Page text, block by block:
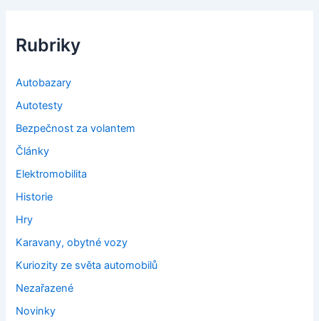
Rubriky
Autobazary
Autotesty
Bezpečnost za volantem
Články
Elektromobilita
Historie
Hry
Karavany, obytné vozy
Kuriozity ze světa automobilů
Nezařazené
Novinky